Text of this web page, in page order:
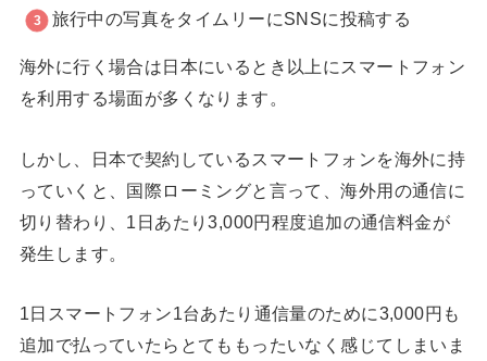
旅行中の写真をタイムリーにSNSに投稿する
海外に行く場合は日本にいるとき以上にスマートフォン
を利用する場面が多くなります。
しかし、日本で契約しているスマートフォンを海外に持
っていくと、国際ローミングと言って、海外用の通信に
切り替わり、1日あたり3,000円程度追加の通信料金が
発生します。
1日スマートフォン1台あたり通信量のために3,000円も
追加で払っていたらとてももったいなく感じてしまいま